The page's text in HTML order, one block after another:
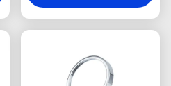
Rondetafelspiegel